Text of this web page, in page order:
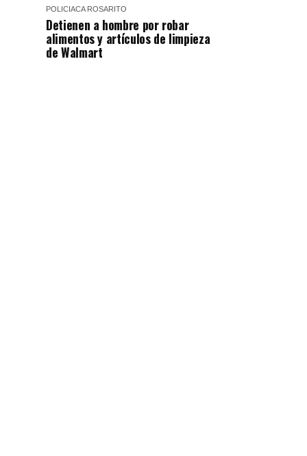
POLICIACA ROSARITO
Detienen a hombre por robar
alimentos y artículos de limpieza
de Walmart